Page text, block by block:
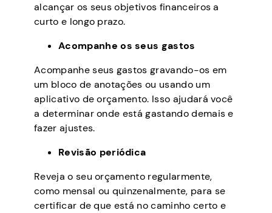
alcançar os seus objetivos financeiros a
curto e longo prazo.
Acompanhe os seus gastos
Acompanhe seus gastos gravando-os em
um bloco de anotações ou usando um
aplicativo de orçamento. Isso ajudará você
a determinar onde está gastando demais e
fazer ajustes.
Revisão periódica
Reveja o seu orçamento regularmente,
como mensal ou quinzenalmente, para se
certificar de que está no caminho certo e